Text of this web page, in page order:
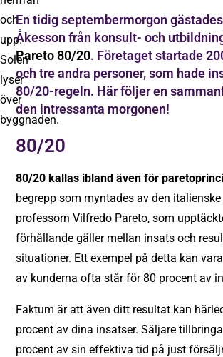
En tidig septembermorgon
Åkesson från konsult- och
Pareto 80/20. Företaget startade
och tre andra personer, som hade
80/20-regeln. Här följer en
den intressanta morgonen!
80/20
80/20 kallas ibland även för
begrepp som myntades av den
professorn Vilfredo Pareto, som
förhållande gäller mellan insats och
situationer. Ett exempel på detta kan
av kunderna ofta står för 80 procent av
Faktum är att även ditt resultat kan
procent av dina insatser. Säljare
procent av sin effektiva tid på just